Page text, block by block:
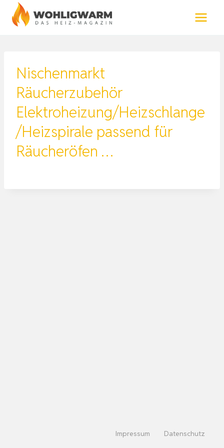
Zum
Inhalt
Nischenmarkt
Räucherzubehör
Elektroheizung/Heizschlange
/Heizspirale passend für
Räucheröfen …
Impressum Datenschutz